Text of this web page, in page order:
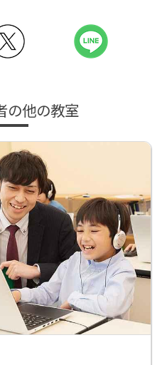
の他の教室